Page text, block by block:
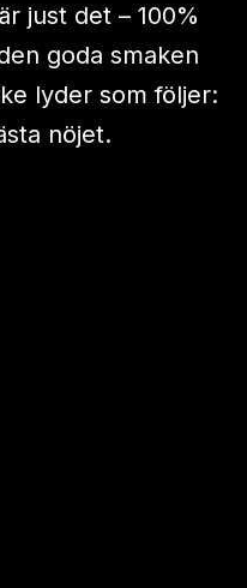
just det – 100%
goda smaken
lyder som följer:
nöjet.